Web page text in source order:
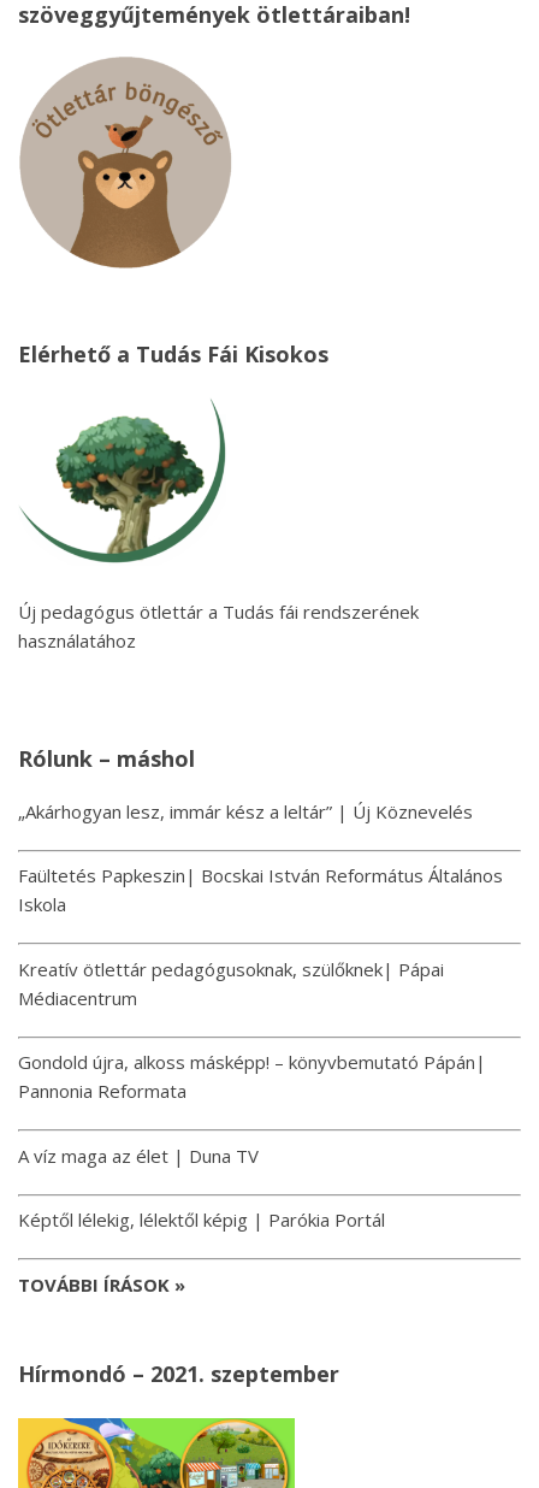
szöveggyűjtemények ötlettáraiban!
Elérhető a Tudás Fái Kisokos
Új pedagógus ötlettár a Tudás fái rendszerének
használatához
Rólunk – máshol
„Akárhogyan lesz, immár kész a leltár” | Új Köznevelés
Faültetés Papkeszin| Bocskai István Református Általános
Iskola
Kreatív ötlettár pedagógusoknak, szülőknek| Pápai
Médiacentrum
Gondold újra, alkoss másképp! – könyvbemutató Pápán|
Pannonia Reformata
A víz maga az élet | Duna TV
Képtől lélekig, lélektől képig | Parókia Portál
TOVÁBBI ÍRÁSOK »
Hírmondó – 2021. szeptember